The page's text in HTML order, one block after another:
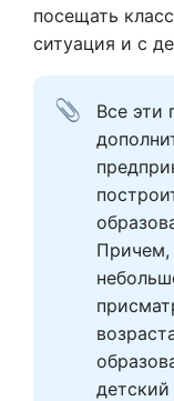
посещать
ситуация и с
Все эти
Причем,